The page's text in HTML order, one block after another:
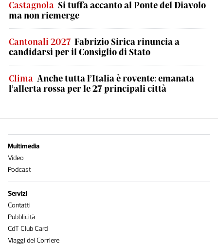
Castagnola Si tuffa accanto al Ponte del Diavolo
ma non riemerge
Cantonali 2027 Fabrizio Sirica rinuncia a
candidarsi per il Consiglio di Stato
Clima Anche tutta l’Italia è rovente: emanata
l’allerta rossa per le 27 principali città
Multimedia
Video
Podcast
Servizi
Contatti
Pubblicità
CdT Club Card
Viaggi del Corriere